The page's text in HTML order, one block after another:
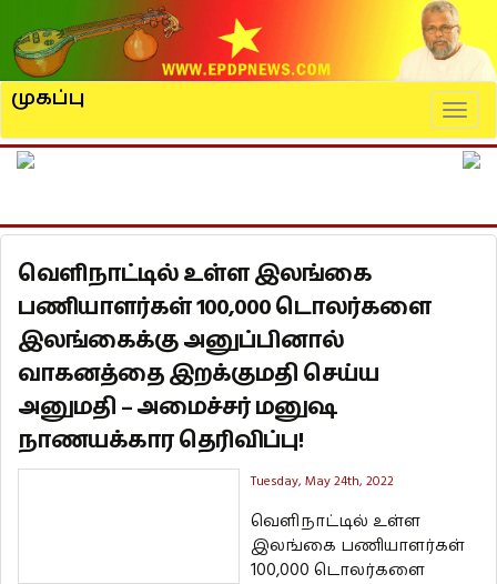
முகப்பு
வெளிநாட்டில் உள்ள இலங்கை
பணியாளர்கள் 100,000 டொலர்களை
இலங்கைக்கு அனுப்பினால்
வாகனத்தை இறக்குமதி செய்ய
அனுமதி – அமைச்சர் மனுஷ
நாணயக்கார தெரிவிப்பு!
Tuesday, May 24th, 2022
வெளிநாட்டில் உள்ள
இலங்கை பணியாளர்கள்
100,000 டொலர்களை